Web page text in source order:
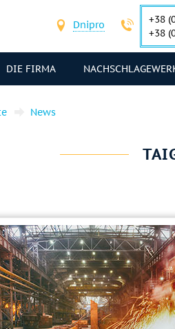
Dnipro +38
+38
DIE FIRMA
News